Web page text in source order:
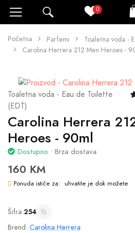
0
Početna Parfemi
Toaletna voda -
Carolina Herrera 212 Men Heroes -
Toaletna voda - Eau de Toilette
(EDT)
Carolina Herrera
Heroes - 90ml
Dostupno • Brza dostava
160 KM
Ponuda ističe za: uhvatite je dok možete
Šifra:254
Brend: Carolina Herrera